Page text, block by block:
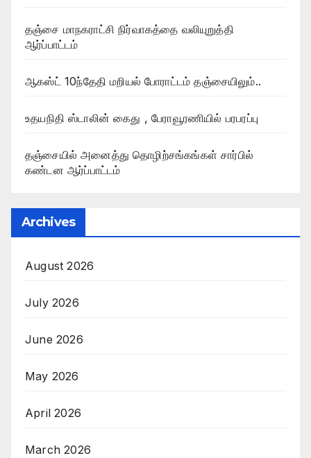
தஞ்சை மாநகராட்சி நிர்வாகத்தை வலியுறுத்தி
ஆர்ப்பாட்டம்
ஆகஸ்ட் 10ந்தேதி மறியல் போராட்டம் தஞ்சையிலும்..
உதயநிதி ஸ்டாலின் கைது , பேராவூரணியில் பரபரப்பு
தஞ்சையில் அனைத்து தொழிற்சங்கங்கள் சார்பில்
கண்டன ஆர்ப்பாட்டம்
Archives
August 2026
July 2026
June 2026
May 2026
April 2026
March 2026